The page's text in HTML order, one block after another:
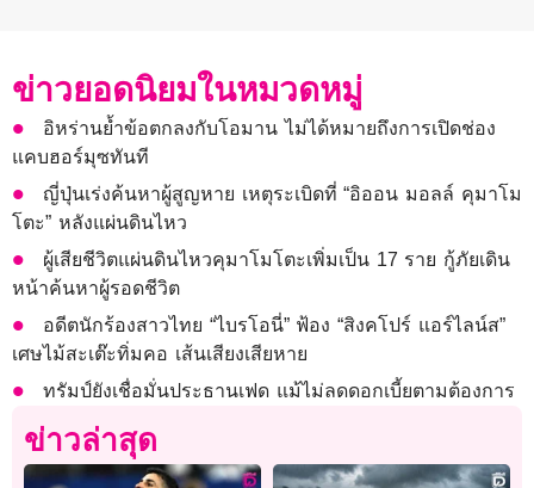
ข่าวยอดนิยมในหมวดหมู่
อิหร่านย้ำข้อตกลงกับโอมาน ไม่ได้หมายถึงการเปิดช่อง
แคบฮอร์มุซทันที
ญี่ปุ่นเร่งค้นหาผู้สูญหาย เหตุระเบิดที่ “อิออน มอลล์ คุมาโม
โตะ” หลังแผ่นดินไหว
ผู้เสียชีวิตแผ่นดินไหวคุมาโมโตะเพิ่มเป็น 17 ราย กู้ภัยเดิน
หน้าค้นหาผู้รอดชีวิต
อดีตนักร้องสาวไทย “ไบรโอนี่” ฟ้อง “สิงคโปร์ แอร์ไลน์ส”
เศษไม้สะเต๊ะทิ่มคอ เส้นเสียงเสียหาย
ทรัมป์ยังเชื่อมั่นประธานเฟด แม้ไม่ลดดอกเบี้ยตามต้องการ
ข่าวล่าสุด